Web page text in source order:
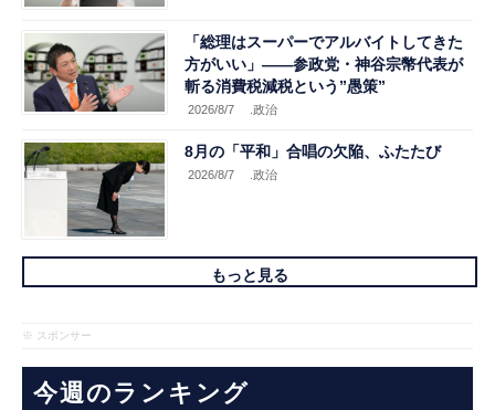
「総理はスーパーでアルバイトしてきた
方がいい」――参政党・神谷宗幣代表が
斬る消費税減税という”愚策”
2026/8/7 .政治
8月の「平和」合唱の欠陥、ふたたび
2026/8/7 .政治
もっと見る
※ スポンサー
今週のランキング